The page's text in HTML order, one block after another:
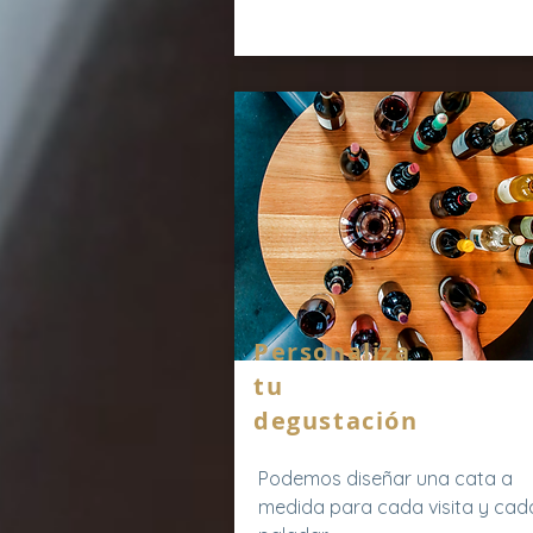
Personaliza
tu
degustación
Podemos diseñar una cata a
medida para cada visita y